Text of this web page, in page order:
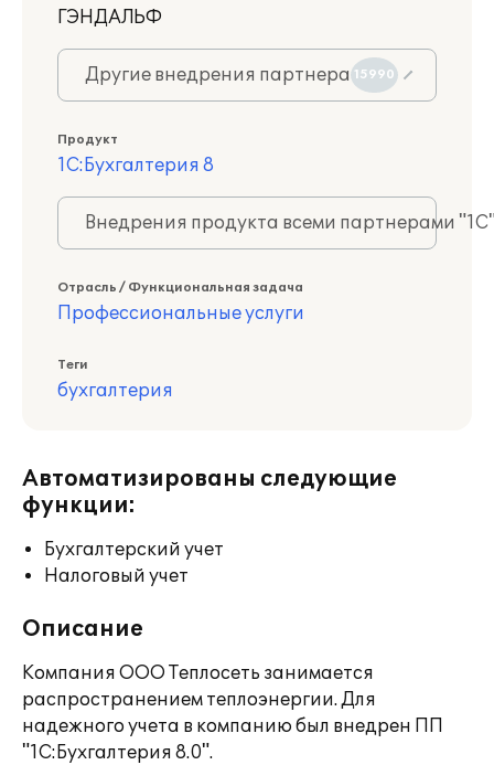
ГЭНДАЛЬФ
Другие внедрения партнера 15990
Продукт
1С:Бухгалтерия 8
Внедрения продукта всеми партнерами
Отрасль / Функциональная задача
Профессиональные услуги
Теги
бухгалтерия
Автоматизированы следующие
функции:
Бухгалтерский учет
Налоговый учет
Описание
Компания ООО Теплосеть занимается
распространением теплоэнергии. Для
надежного учета в компанию был внедрен ПП
"1С:Бухгалтерия 8.0".